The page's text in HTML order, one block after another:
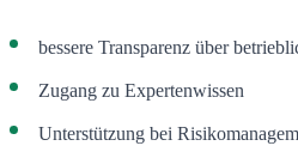
bessere Transparenz über
Zugang zu Expertenwissen
Unterstützung bei